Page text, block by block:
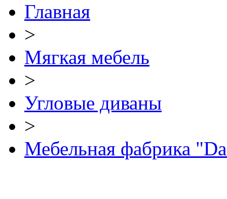
Главная
>
Мягкая мебель
>
Угловые диваны
>
Мебельная фабрика